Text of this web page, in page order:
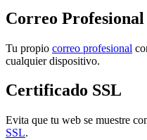
Correo Profesional
Tu propio correo profesional
cualquier dispositivo.
Certificado SSL
Evita que tu web se muestre
SSL.